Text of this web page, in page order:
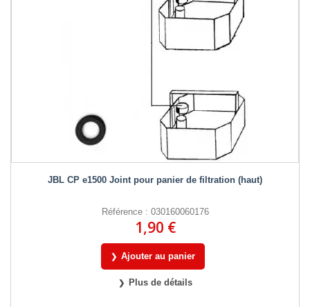
JBL CP e1500 Joint pour panier de filtration (haut)
Référence : 030160060176
1,90 €
Ajouter au panier
Plus de détails